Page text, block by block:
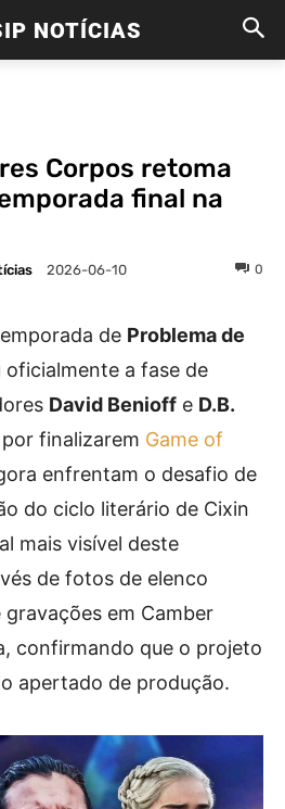
NOTÍCIAS
Corpos retoma
final na
2026-06-10 0
de Problema de
oficialmente a fase de
David Benioff e D.B.
finalizarem Game of
enfrentam o desafio de
do ciclo literário de Cixin
mais visível deste
de fotos de elenco
em Camber
confirmando que o projeto
apertado de produção.